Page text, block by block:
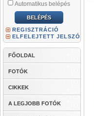
Automatikus belépés
REGISZTRÁCIÓ
ELFELEJTETT JELSZÓ
FŐOLDAL
FOTÓK
CIKKEK
A LEGJOBB FOTÓK